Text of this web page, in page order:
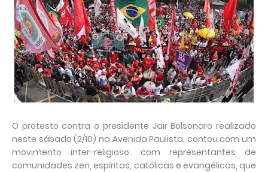
O protesto contra o presidente Jair Bolsonaro realizado
neste sábado (2/10) na Avenida Paulista, contou com um
movimento inter-religioso, com representantes de
comunidades zen, espíritas, católicas e evangélicas, que